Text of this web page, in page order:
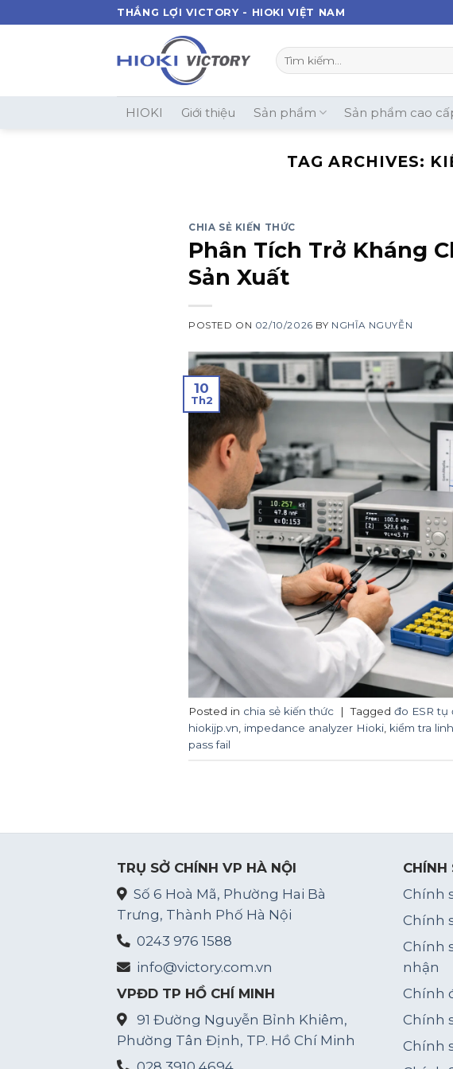
THẮNG LỢI VICTORY - HIOKI VIỆT NAM
Tìm
kiếm:
HIOKI Giới thiệu Sản phẩm Sản phẩm cao
TAG ARCHIVES:
CHIA SẺ KIẾN THỨC
Phân Tích Trở Kháng
Sản Xuất
POSTED ON 02/10/2026 BY NGHĨA NGUYỄN
10
Th2
Posted in chia sẻ kiến thức | Tagged đo ESR tụ
hiokijp.vn, impedance analyzer Hioki, kiểm tra
pass fail
TRỤ SỞ CHÍNH VP HÀ NỘI
Số 6 Hoà Mã, Phường Hai Bà
Trưng, Thành Phố Hà Nội
0243 976 1588
info@victory.com.vn
VPĐD TP HỒ CHÍ MINH
91 Đường Nguyễn Bỉnh Khiêm,
Phường Tân Định, TP. Hồ Chí Minh
CHÍNH
Chính
Chính
Chính
nhận
Chính
Chính
Chính